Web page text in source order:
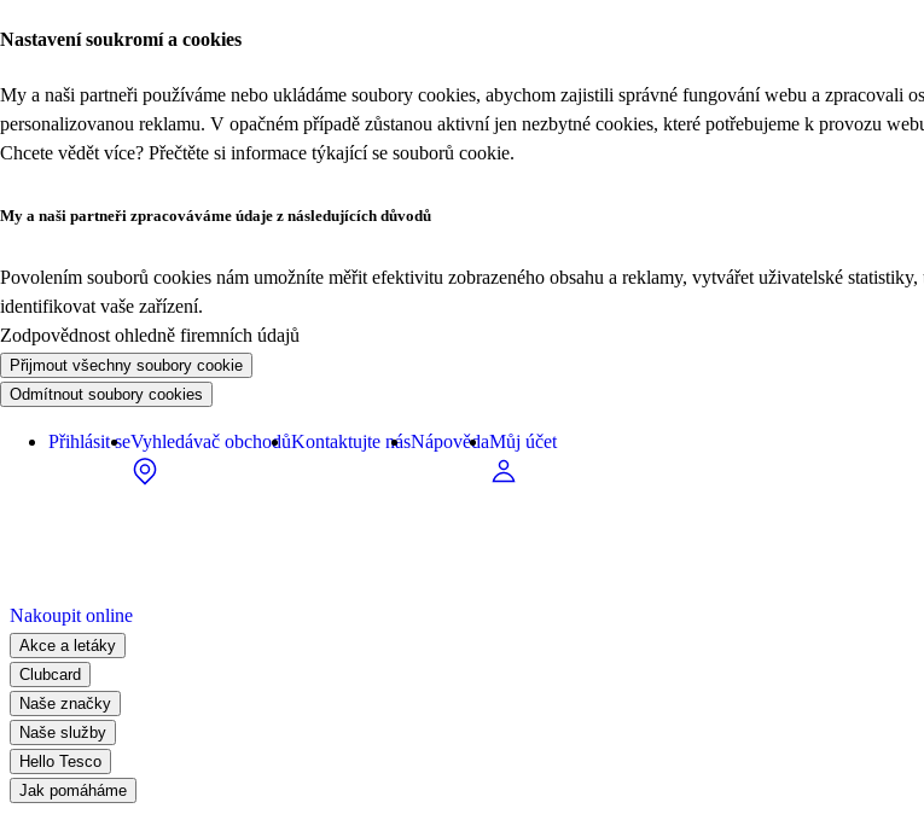
Nastavení soukromí a cookies
My a naši partneři používáme nebo ukládáme soubory cookies, abychom zajistili správné fungování webu a zpracovali
personalizovanou reklamu. V opačném případě zůstanou aktivní jen nezbytné cookies, které potřebujeme k provozu
Chcete vědět více? Přečtěte si informace týkající se souborů cookie.
My a naši partneři zpracováváme údaje z následujících důvodů
Povolením souborů cookies nám umožníte měřit efektivitu zobrazeného obsahu a reklamy, vytvářet uživatelské
identifikovat vaše zařízení.
Zodpovědnost ohledně firemních údajů
Přijmout všechny soubory cookie
Odmítnout soubory cookies
Přihlásit seVyhledávač obchodůKontaktujte násNápovědaMůj účet
Nakoupit online
Akce a letáky
Clubcard
Naše značky
Naše služby
Hello Tesco
Jak pomáháme